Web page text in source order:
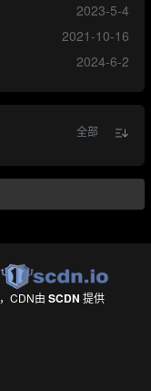
2023-5-4
2021-10-16
2024-6-2
全部
，CDN由SCDN 提供